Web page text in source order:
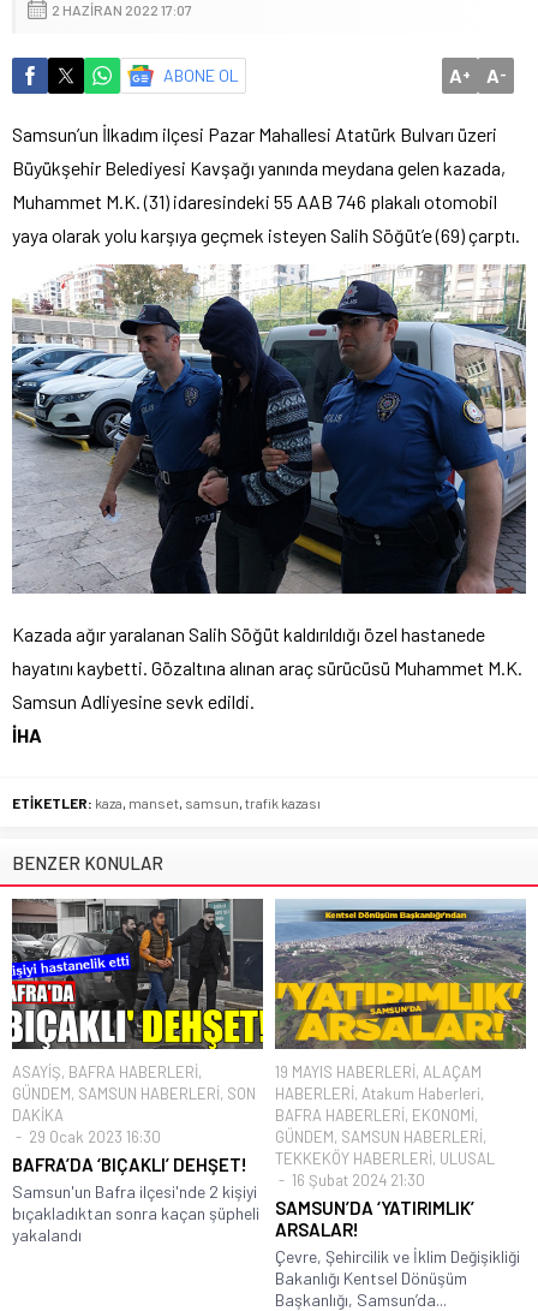
2 HAZIRAN 2022 17:07
ABONE OL A+ A-
Samsun’un İlkadım ilçesi Pazar Mahallesi Atatürk Bulvarı üzeri
Büyükşehir Belediyesi Kavşağı yanında meydana gelen kazada,
Muhammet M.K. (31) idaresindeki 55 AAB 746 plakalı otomobil
yaya olarak yolu karşıya geçmek isteyen Salih Söğüt’e (69) çarptı.
Kazada ağır yaralanan Salih Söğüt kaldırıldığı özel hastanede
hayatını kaybetti. Gözaltına alınan araç sürücüsü Muhammet M.K.
Samsun Adliyesine sevk edildi.
İHA
ETİKETLER: kaza manset samsun trafik kazası
BENZER KONULAR
ASAYİŞ, BAFRA HABERLERİ,
GÜNDEM, SAMSUN HABERLERİ, SON
DAKİKA
29 Ocak 2023 16:30
BAFRA’DA ‘BIÇAKLI’ DEHŞET!
Samsun'un Bafra ilçesi'nde 2 kişiyi
bıçakladıktan sonra kaçan şüpheli
yakalandı
19 MAYIS HABERLERİ, ALAÇAM
HABERLERİ, Atakum Haberleri,
BAFRA HABERLERİ, EKONOMİ,
GÜNDEM, SAMSUN HABERLERİ,
TEKKEKÖY HABERLERİ, ULUSAL
16 Şubat 2024 21:30
SAMSUN’DA ‘YATIRIMLIK’
ARSALAR!
Çevre, Şehircilik ve İklim Değişikliği
Bakanlığı Kentsel Dönüşüm
Başkanlığı, Samsun’da...